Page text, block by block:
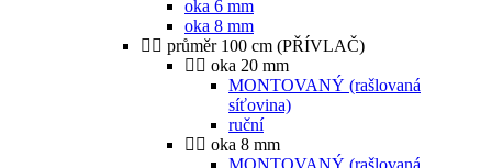
oka 6 mm
oka 8 mm
průměr 100 cm (PŘÍVLAČ)
oka 20 mm
MONTOVANÝ (rašlovaná
síťovina)
ruční
oka 8 mm
MONTOVANÝ (rašlovaná